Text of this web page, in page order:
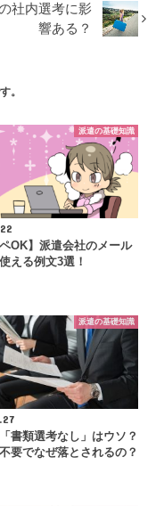
社内選考に影
響ある？
。
派遣の基礎知識
ペOK】派遣会社のメール
える例文3選！
派遣の基礎知識
書類選考なし」はウソ？
要でなぜ落とされるの？